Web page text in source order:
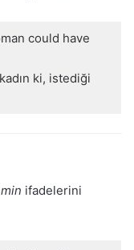
could have
ki, istediği
ifadelerini